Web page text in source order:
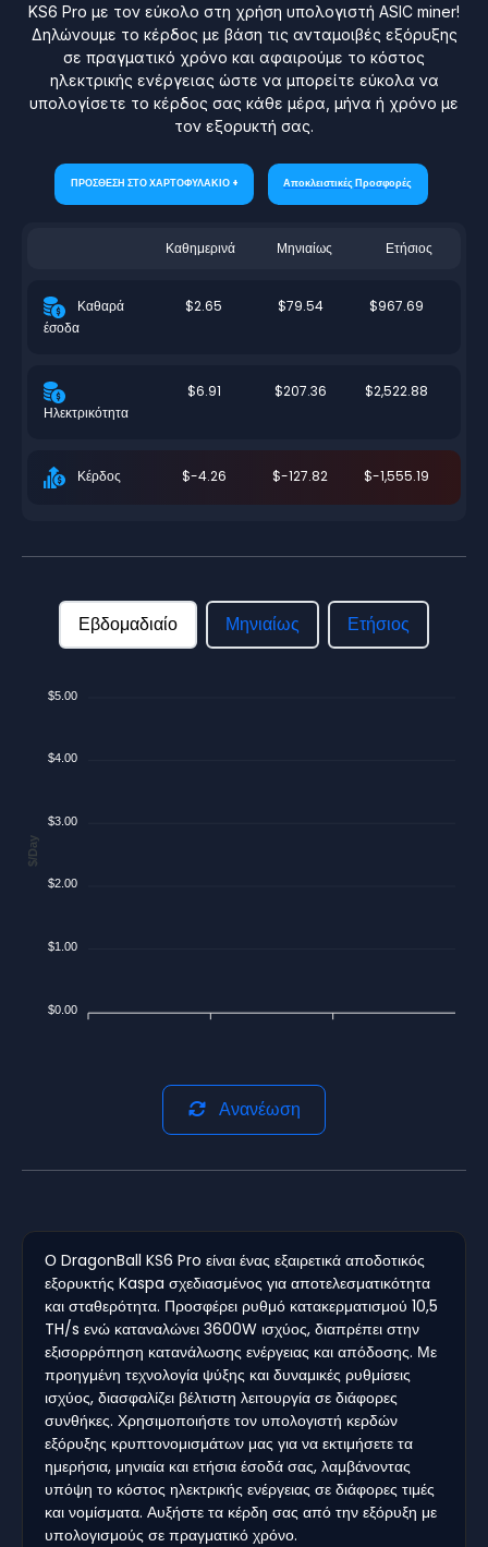
KS6 Pro με τον εύκολο στη χρήση υπολογιστή ASIC miner!
Δηλώνουμε το κέρδος με βάση τις ανταμοιβές εξόρυξης
σε πραγματικό χρόνο και αφαιρούμε το κόστος
ηλεκτρικής ενέργειας ώστε να μπορείτε εύκολα να
υπολογίσετε το κέρδος σας κάθε μέρα, μήνα ή χρόνο με
τον εξορυκτή σας.
ΠΡΟΣΘΕΣΗ ΣΤΟ ΧΑΡΤΟΦΥΛΑΚΙΟ + Αποκλειστικές Προσφορές
Καθημερινά Μηνιαίως Ετήσιος
Καθαρά
έσοδα
$2.65 $79.54 $967.69
Ηλεκτρικότητα
$6.91 $207.36 $2,522.88
Κέρδος $-4.26 $-127.82 $-1,555.19
Εβδομαδιαίο Μηνιαίως Ετήσιος
$5.00
$4.00
$3.00
$2.00
$1.00
$0.00
$/Day
Ανανέωση
Ο DragonBall KS6 Pro είναι ένας εξαιρετικά αποδοτικός
εξορυκτής Kaspa σχεδιασμένος για αποτελεσματικότητα
και σταθερότητα. Προσφέρει ρυθμό κατακερματισμού 10,5
TH/s ενώ καταναλώνει 3600W ισχύος, διαπρέπει στην
εξισορρόπηση κατανάλωσης ενέργειας και απόδοσης. Με
προηγμένη τεχνολογία ψύξης και δυναμικές ρυθμίσεις
ισχύος, διασφαλίζει βέλτιστη λειτουργία σε διάφορες
συνθήκες. Χρησιμοποιήστε τον υπολογιστή κερδών
εξόρυξης κρυπτονομισμάτων μας για να εκτιμήσετε τα
ημερήσια, μηνιαία και ετήσια έσοδά σας, λαμβάνοντας
υπόψη το κόστος ηλεκτρικής ενέργειας σε διάφορες τιμές
και νομίσματα. Αυξήστε τα κέρδη σας από την εξόρυξη με
υπολογισμούς σε πραγματικό χρόνο.